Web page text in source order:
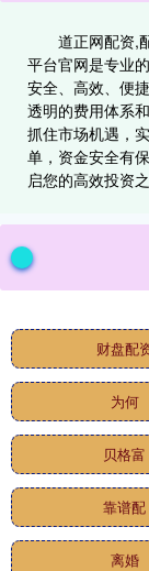
道正网配资,
平台官网是专业
安全、高效、便
透明的费用体系
抓住市场机遇，
单，资金安全有
启您的高效投资
财盘配
为何
贝格富
靠谱配
离婚